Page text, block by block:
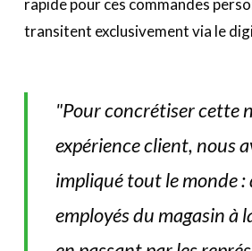
rapide pour ces commandes
transitent exclusivement via le
"Pour concrétiser cette
expérience client, nous
impliqué tout le monde :
employés du magasin à